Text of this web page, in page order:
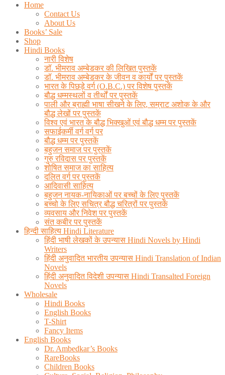
Home
Contact Us
About Us
Books’ Sale
Shop
Hindi Books
नारी विशेष
डॉ. भीमराव अम्बेडकर की लिखित पुस्तकें
डॉ. भीमराव अम्बेडकर के जीवन व कार्यों पर पुस्तकें
भारत के पिछड़े वर्ग (O.B.C.) पर विशेष पुस्तकें
बौद्ध धम्मस्थलों व तीर्थों पर पुस्तकें
पाली और ब्राह्मी भाषा सीखने के लिए, सम्राट अशोक के और
बौद्ध लेखों पर पुस्तकें
विश्व एवं भारत के बौद्ध भिक्खुओं एवं बौद्ध धम्म पर पुस्तकें
सफाईकर्मी वर्ग वर्ग पर
बौद्ध धम्म पर पुस्तकें
बहुजन समाज पर पुस्तकें
गुरु रविदास पर पुस्तकें
शोषित समाज का साहित्य
दलित वर्ग पर पुस्तकें
आदिवासी साहित्य
बहुजन नायक-नायिकाओं पर बच्चों के लिए पुस्तकें
बच्चो के लिए सचित्र बौद्ध चरित्रों पर पुस्तकें
व्यवसाय और निवेश पर पुस्तकें
संत कबीर पर पुस्तकें
हिन्दी साहित्य Hindi Literature
हिंदी भाषी लेखकों के उपन्यास Hindi Novels by Hindi
Writers
हिंदी अनुवादित भारतीय उपन्यास Hindi Translation of Indian
Novels
हिंदी अनुवादित विदेशी उपन्यास Hindi Transalted Foreign
Novels
Wholesale
Hindi Books
English Books
T-Shirt
Fancy Items
English Books
Dr. Ambedkar’s Books
RareBooks
Children Books